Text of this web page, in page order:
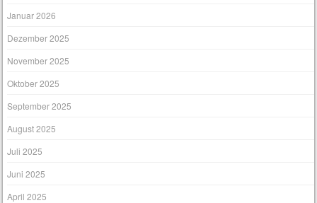
Januar 2026
Dezember 2025
November 2025
Oktober 2025
September 2025
August 2025
Juli 2025
Juni 2025
April 2025